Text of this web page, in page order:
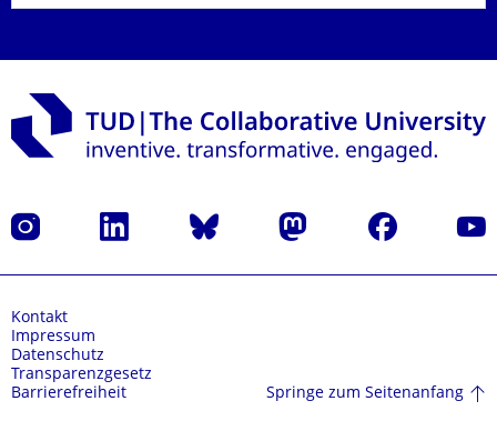
Instagram LinkedIn Bluesky Mastodon Facebook
Kontakt
Impressum
Datenschutz
Transparenzgesetz
Barrierefreiheit
Springe zum Seitenanfang